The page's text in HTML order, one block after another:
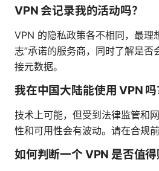
VPN 会记录我的活动吗？
VPN 的隐私政策各不相同，最理
志”承诺的服务商，同时了解是否
接元数据。
我在中国大陆能使用 VPN 吗
技术上可能，但受到法律监管和
性和可用性会有波动。请在合规前
如何判断一个 VPN 是否值得